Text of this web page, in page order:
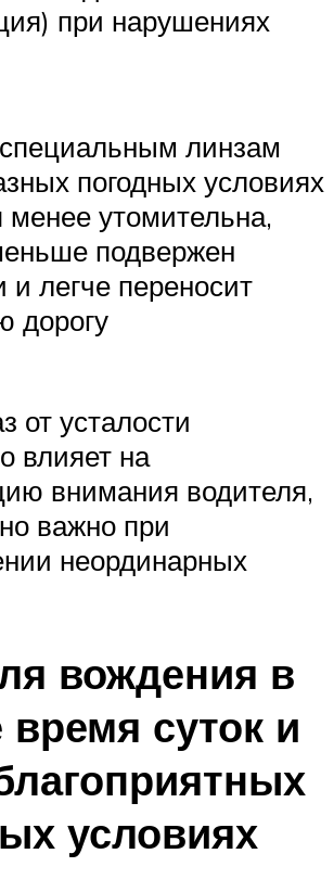
при нарушениях
линзам
погодных условиях
менее утомительна,
подвержен
и легче переносит
дорогу
от усталости
влияет на
внимания водителя,
важно при
неординарных
вождения в
суток и
условиях